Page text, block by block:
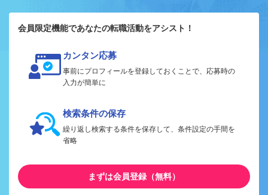
会員限定機能であなたの転職活動をアシスト！
カンタン応募
事前にプロフィールを登録しておくことで、応募時の
入力が簡単に
検索条件の保存
繰り返し検索する条件を保存して、条件設定の手間を
省略
まずは会員登録（無料）